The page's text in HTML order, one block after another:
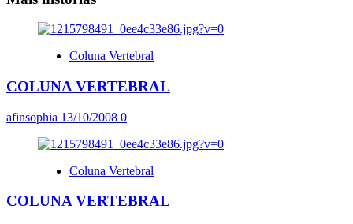
Coluna Vertebral
COLUNA VERTEBRAL
afinsophia 13/10/2008 0
Coluna Vertebral
COLUNA VERTEBRAL